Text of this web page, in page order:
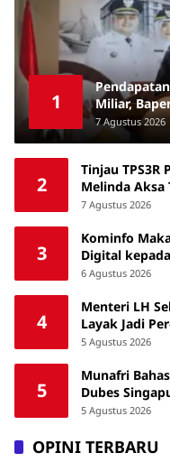
1
Miliar,
Tunggakan
7 Agustus 2026
2
Tinjau TPS3R
Melinda Aksa
Sampah dari
7 Agustus 2026
3
Kominfo
Digital
Course
6 Agustus 2026
4
Menteri LH
Layak Jadi
5 Agustus 2026
5
Munafri
Dubes
ASN hingga
5 Agustus 2026
OPINI TERBARU